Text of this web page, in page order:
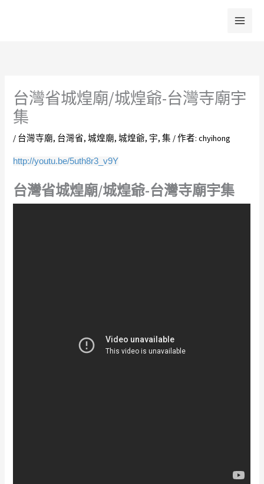
台灣省城煌廟/城煌爺-台灣寺廟宇
集
/ 台灣寺廟, 台灣省,城煌廟,城煌爺, 宇,集 / 作者:chyihong
http://youtu.be/5uth8r3_v9Y
台灣省城煌廟/城煌爺-台灣寺廟宇集